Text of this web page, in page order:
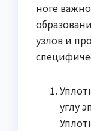
ноге
узлов и
углу